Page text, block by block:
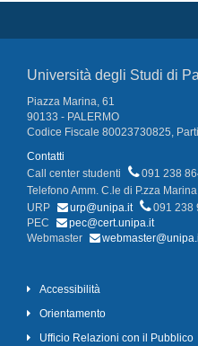
Università degli Studi di
Piazza Marina, 61
90133 - PALERMO
Codice Fiscale 80023730825,
Contatti
Call center studenti
091 238
Telefono Amm. C.le di P.zza
URP
urp@unipa.it
091 238
PEC
pec@cert.unipa.it
Webmaster
Accessibilità
Orientamento
Ufficio Relazioni con il Pubblico